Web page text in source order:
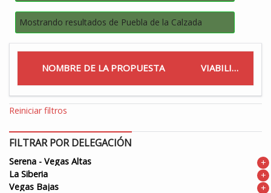
Mostrando resultados de Puebla de la Calzada
NOMBRE DE LA PROPUESTA VIABILIDAD
Reiniciar filtros
FILTRAR POR DELEGACIÓN